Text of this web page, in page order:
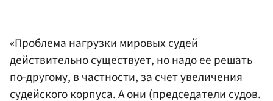
«Проблема нагрузки мировых судей
действительно существует, но надо ее решать
по-другому, в частности, за счет увеличения
судейского корпуса. А они (председатели судов.